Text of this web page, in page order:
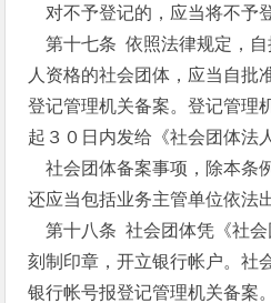
对不予登记的，应当将不予
第十七条 依照法律规定，自
人资格的社会团体，应当自批
登记管理机关备案。登记管理
起３０日内发给《社会团体法
社会团体备案事项，除本条
还应当包括业务主管单位依法
第十八条 社会团体凭《社会
刻制印章，开立银行帐户。社
银行帐号报登记管理机关备案。